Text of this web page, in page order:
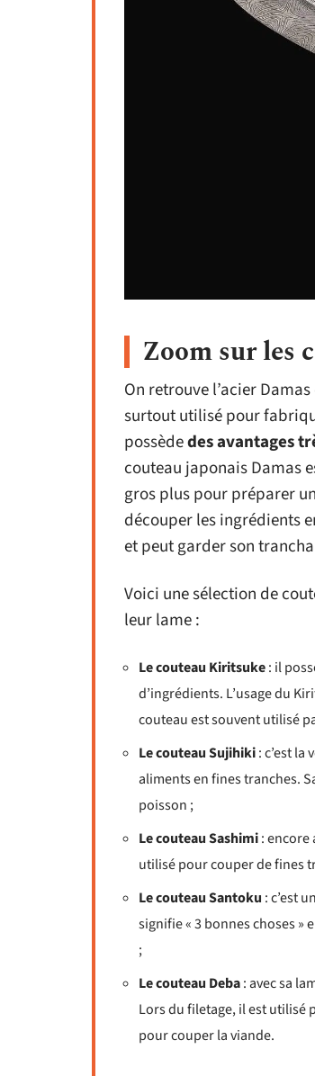
Zoom sur les
On retrouve l’acier
surtout utilisé pour
possèdedes avantages
couteau japonais Damas
gros plus pour préparer
découper les ingrédients
et peut garder son
Voici une sélection de
leur lame :
Le couteau Kiritsuke: il
d’ingrédients. L’usage du
couteau est souvent utilisé
Le couteau Sujihiki: c’est
aliments en fines tranches.
poisson ;
Le couteau Sashimi: encore
utilisé pour couper de fines
Le couteau Santoku : c’est
signifie « 3 bonnes choses »
;
Le couteau Deba: avec sa
Lors du filetage, il est utilisé
pour couper la viande.